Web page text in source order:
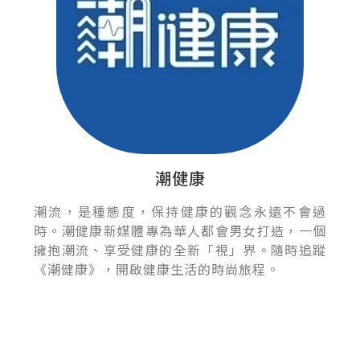
潮健康
潮流，是種態度，保持健康的觀念永遠不會過
時。潮健康新媒體專為華人都會男女打造，一個
擁抱潮流、享受健康的全新「視」界。隨時追蹤
《潮健康》，開啟健康生活的時尚旅程。